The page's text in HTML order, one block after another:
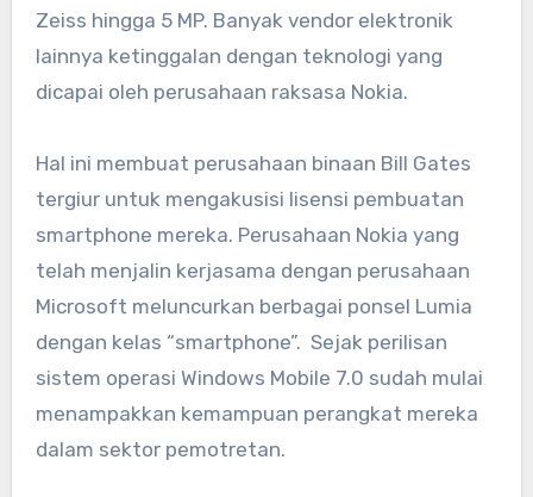
Zeiss hingga 5 MP. Banyak vendor elektronik
lainnya ketinggalan dengan teknologi yang
dicapai oleh perusahaan raksasa Nokia.
Hal ini membuat perusahaan binaan Bill Gates
tergiur untuk mengakusisi lisensi pembuatan
smartphone mereka. Perusahaan Nokia yang
telah menjalin kerjasama dengan perusahaan
Microsoft meluncurkan berbagai ponsel Lumia
dengan kelas “smartphone”. Sejak perilisan
sistem operasi Windows Mobile 7.0 sudah mulai
menampakkan kemampuan perangkat mereka
dalam sektor pemotretan.